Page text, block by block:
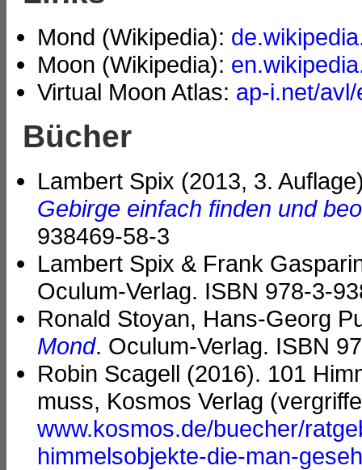
Mond (Wikipedia):
Moon (Wikipedia):
Virtual Moon Atlas: ap-i.net/
Bücher
Lambert Spix (2013, 3.
Gebirge einfach finden und
938469-58-3
Lambert Spix & Frank
Oculum-Verlag. ISBN 978-3-
Ronald Stoyan, Hans-Georg
Mond. Oculum-Verlag. ISBN
Robin Scagell (2016). 101
muss, Kosmos Verlag
www.kosmos.de/buecher/
himmelsobjekte-die-man-